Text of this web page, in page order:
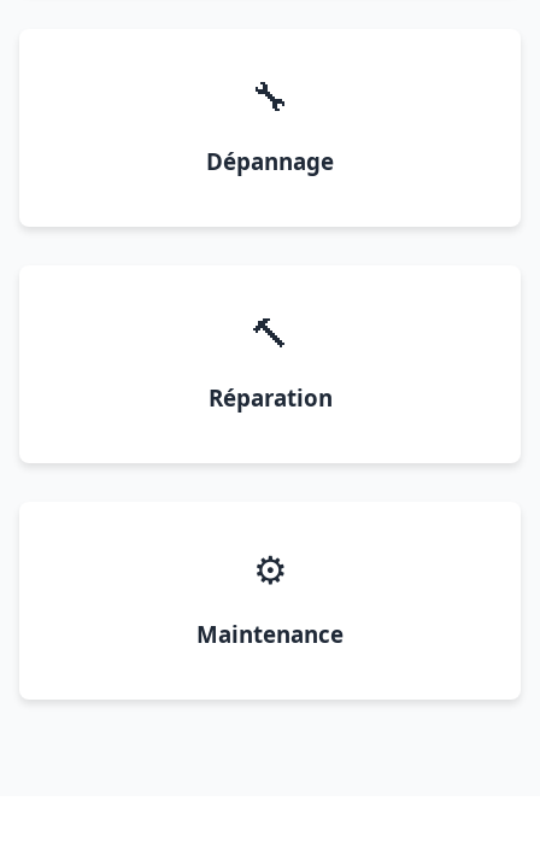
🔧
Dépannage
🔨
Réparation
⚙️
Maintenance